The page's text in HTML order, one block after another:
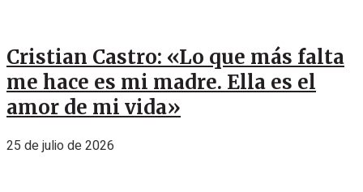
Cristian Castro: «Lo que más falta
me hace es mi madre. Ella es el
amor de mi vida»
25 de julio de 2026